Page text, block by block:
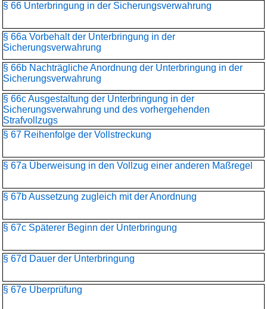
§ 66 Unterbringung in der Sicherungsverwahrung
§ 66a Vorbehalt der Unterbringung in der
Sicherungsverwahrung
§ 66b Nachträgliche Anordnung der Unterbringung in der
Sicherungsverwahrung
§ 66c Ausgestaltung der Unterbringung in der
Sicherungsverwahrung und des vorhergehenden
Strafvollzugs
§ 67 Reihenfolge der Vollstreckung
§ 67a Überweisung in den Vollzug einer anderen Maßregel
§ 67b Aussetzung zugleich mit der Anordnung
§ 67c Späterer Beginn der Unterbringung
§ 67d Dauer der Unterbringung
§ 67e Überprüfung